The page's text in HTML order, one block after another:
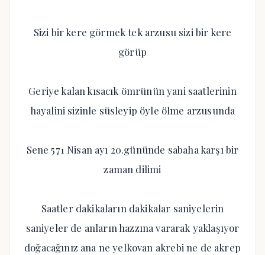
Sizi bir kere görmek tek arzusu sizi bir kere
görüp
Geriye kalan kısacık ömrünün yani saatlerinin
hayalini sizinle süsleyip öyle ölme arzusunda
Sene 571 Nisan ayı 20.gününde sabaha karşı bir
zaman dilimi
Saatler dakikaların dakikalar saniyelerin
saniyeler de anların hazzına vararak yaklaşıyor
doğacağınız ana ne yelkovan akrebi ne de akrep